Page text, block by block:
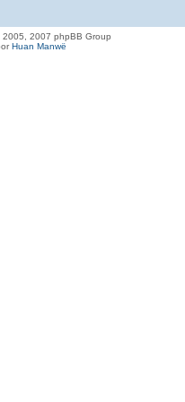
2007 phpBB Group
Huan Manwë